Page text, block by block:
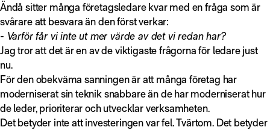
Ändå sitter många företagsledare kvar med en fråga som är
svårare att besvara än den först verkar:
- Varför får vi inte ut mer värde av det vi redan har?
Jag tror att det är en av de viktigaste frågorna för ledare just
nu.
För den obekväma sanningen är att många företag har
moderniserat sin teknik snabbare än de har moderniserat hur
de leder, prioriterar och utvecklar verksamheten.
Det betyder inte att investeringen var fel. Tvärtom. Det betyder